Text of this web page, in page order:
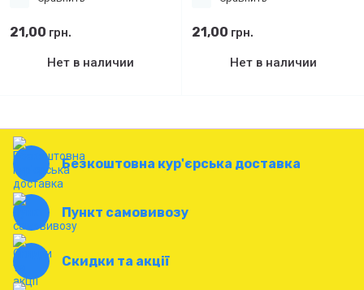
21,00 грн.
Нет в наличии
21,00 грн.
Нет в наличии
Безкоштовна кур'єрська доставка
Пункт самовивозу
Скидки та акції